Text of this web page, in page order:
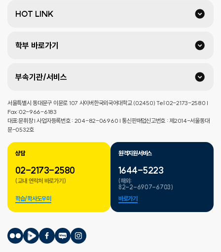
HOT LINK
학부 바로가기
부속기관/서비스
서울특별시 동대문구 이문로 107 사이버한국외국어대학교 (02450) Tel:02-2173-2580 |
Fax:02-966-6183
대표:문휘창 | 사업자등록번호 : 204-82-06960 | 통신판매업신고번호 : 제2014-서울동대
문-0532호
상담
02-2173-2580
(교내 연락처 바로가기)
학습/학사도우미
원격지원서비스
1644-5223
(해외:
82-2-6907-6703)
바로가기